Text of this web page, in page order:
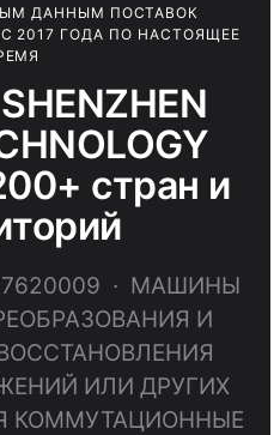
ДАННЫМ ПОСТАВОК
2017 ГОДА ПО НАСТОЯЩЕЕ
стран и
· МАШИНЫ
И
ИЛИ ДРУГИХ
КОММУТАЦИОННЫЕ